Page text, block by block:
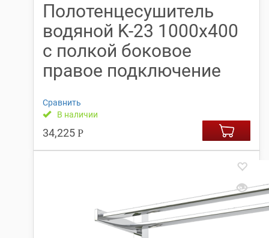
Полотенцесушитель
водяной K-23 1000х400
с полкой боковое
правое подключение
Сравнить
В наличии
34,225 Р